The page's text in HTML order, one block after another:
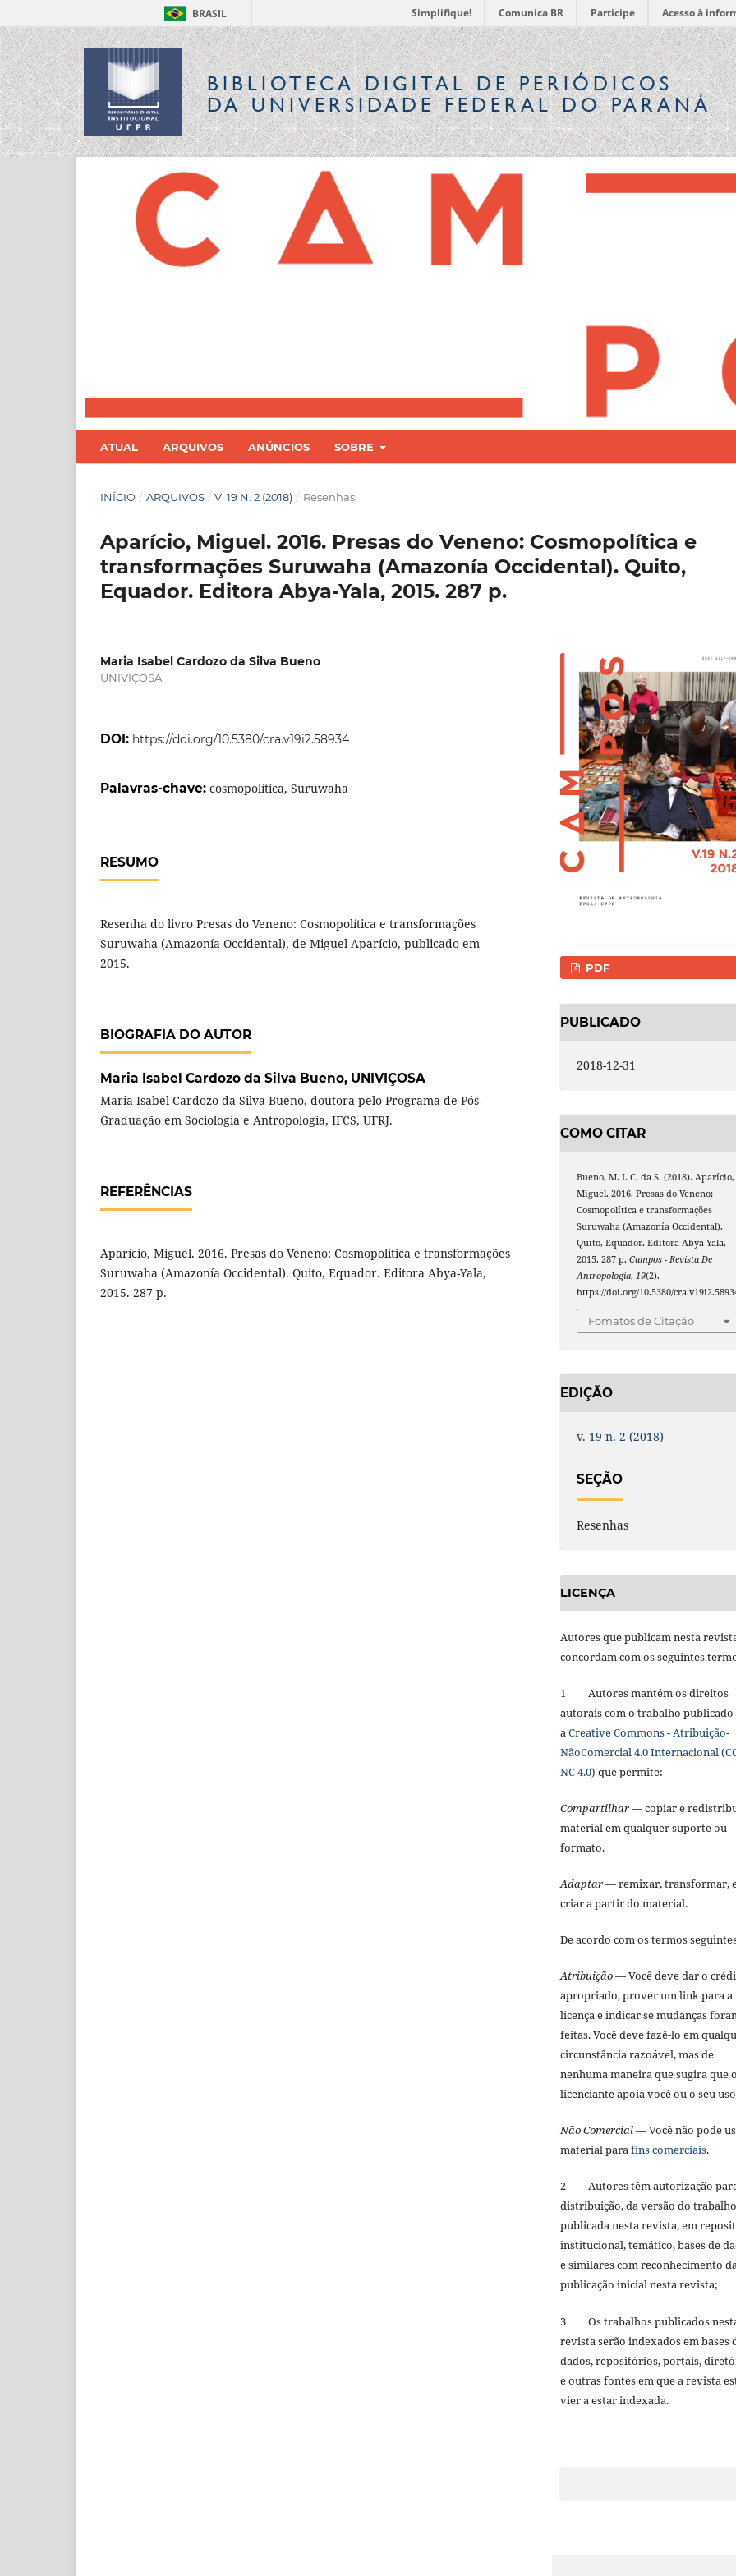
BRASIL Simplifique! Comunica BR Participe Acesso à
BIBLIOTECA DIGITALDE PERIÓDICOS
DA UNIVERSIDADE FEDERAL DO PARANÁ
ATUAL ARQUIVOS ANÚNCIOS SOBRE
INÍCIO / ARQUIVOS / V. 19 N. 2 (2018) / Resenhas
Aparício, Miguel. 2016. Presas do Veneno: Cosmopolítica e
transformações Suruwaha (Amazonía Occidental). Quito,
Equador. Editora Abya-Yala, 2015. 287 p.
Maria Isabel Cardozo da Silva Bueno
UNIVIÇOSA
DOI: https://doi.org/10.5380/cra.v19i2.58934
Palavras-chave: cosmopolítica, Suruwaha
RESUMO
Resenha do livro Presas do Veneno: Cosmopolítica e transformações
Suruwaha (Amazonía Occidental), de Miguel Aparício, publicado em
2015.
BIOGRAFIA DO AUTOR
Maria Isabel Cardozo da Silva Bueno, UNIVIÇOSA
Maria Isabel Cardozo da Silva Bueno, doutora pelo Programa de Pós-
Graduação em Sociologia e Antropologia, IFCS, UFRJ.
REFERÊNCIAS
Aparício, Miguel. 2016. Presas do Veneno: Cosmopolítica e transformações
Suruwaha (Amazonía Occidental). Quito, Equador. Editora Abya-Yala,
2015. 287 p.
PDF
PUBLICADO
2018-12-31
COMO CITAR
Bueno, M. I. C. da S. (2018). Aparício,
Miguel. 2016. Presas do Veneno:
Cosmopolítica e transformações
Suruwaha (Amazonía Occidental).
Quito, Equador. Editora Abya-Yala,
2015. 287 p.Campos - Revista De
Antropologia, 19(2).
https://doi.org/10.5380/
Fomatos de Citação
EDIÇÃO
v. 19 n. 2 (2018)
SEÇÃO
Resenhas
LICENÇA
Autores que publicam nesta
concordam com os seguintes
1 Autores mantém os direitos
autorais com o trabalho publicado
aCreative Commons - Atribuição-
NãoComercial 4.0 Internacional
NC 4.0) que permite:
Compartilhar— copiar e
material em qualquer suporte ou
formato.
Adaptar— remixar, transformar,
criar a partir do material.
De acordo com os termos
Atribuição— Você deve dar o
apropriado, prover um link para a
licença e indicar se mudanças
feitas. Você deve fazê-lo em
circunstância razoável, mas de
nenhuma maneira que sugira que
licenciante apoia você ou o seu
Não Comercial— Você não pode
material parafins comerciais.
2 Autores têm autorização
distribuição, da versão do trabalho
publicada nesta revista, em
institucional, temático, bases de
e similares com reconhecimento
publicação inicial nesta revista;
3 Os trabalhos publicados
revista serão indexados em bases
dados, repositórios, portais,
e outras fontes em que a revista
vier a estar indexada.